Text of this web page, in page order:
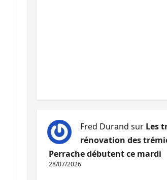
Fred Durand sur Les
rénovation des
Perrache débutent ce mardi
28/07/2026